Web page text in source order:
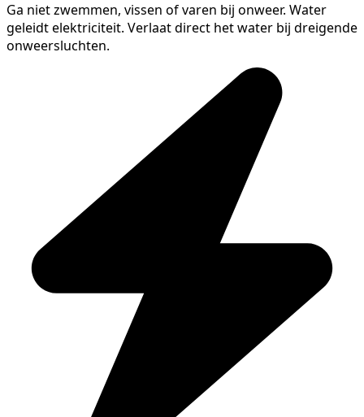
Ga niet zwemmen, vissen of varen bij onweer. Water
geleidt elektriciteit. Verlaat direct het water bij dreigende
onweersluchten.